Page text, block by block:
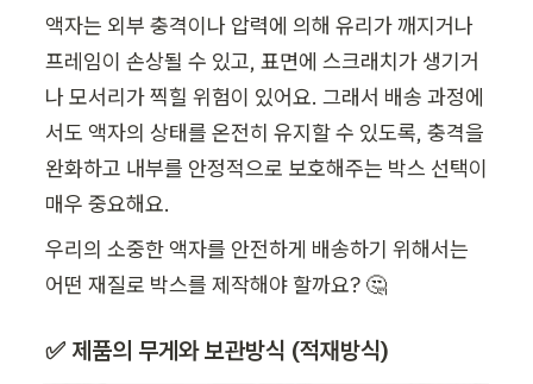
액자는 외부 충격이나 압력에 의해 유리가 깨지거나
프레임이 손상될 수 있고, 표면에 스크래치가 생기거
나 모서리가 찍힐 위험이 있어요. 그래서 배송 과정에
서도 액자의 상태를 온전히 유지할 수 있도록, 충격을
완화하고 내부를 안정적으로 보호해주는 박스 선택이
매우 중요해요.
우리의 소중한 액자를 안전하게 배송하기 위해서는
어떤 재질로 박스를 제작해야 할까요? 🤔
✅ 제품의 무게와 보관방식 (적재방식)